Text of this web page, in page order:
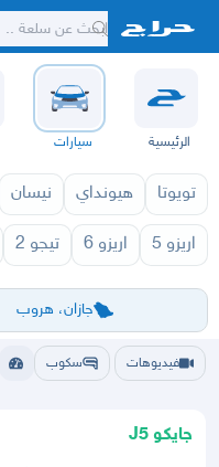
الرئيسية سيارات
تويوتا هيونداي نيسان
اريزو 5 اريزو 6 تيجو 2
جازان، هروب
الرياض جدهمكه
فيديوهات سكوب
جايكو J5